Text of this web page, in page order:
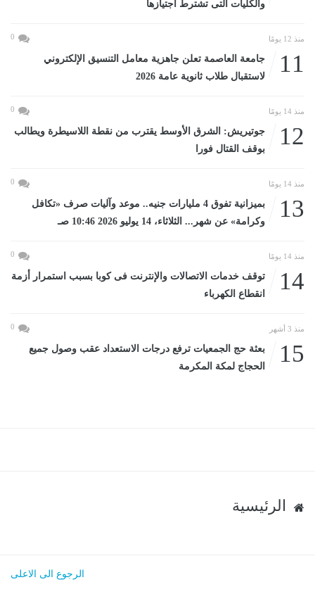
والكليات التى تشترط اجتيازها
منذ 12 يومًا 0
11
جامعة العاصمة تعلن جاهزية معامل التنسيق الإلكتروني
لاستقبال طلاب ثانوية عامة 2026
منذ 14 يومًا 0
12
جوتيريش: الشرق الأوسط يقترب من نقطة اللاسيطرة ويطالب
بوقف القتال فورا
منذ 14 يومًا 0
13
بميزانية تفوق 4 مليارات جنيه.. موعد وآليات صرف «تكافل
وكرامة» عن شهر... الثلاثاء، 14 يوليو 2026 10:46 صـ
منذ 14 يومًا 0
14
توقف خدمات الاتصالات والإنترنت فى كوبا بسبب استمرار أزمة
انقطاع الكهرباء
منذ 3 أشهر 0
15
بعثة حج الجمعيات ترفع درجات الاستعداد عقب وصول جميع
الحجاج لمكة المكرمة
الرئيسية
الرجوع الى الاعلى